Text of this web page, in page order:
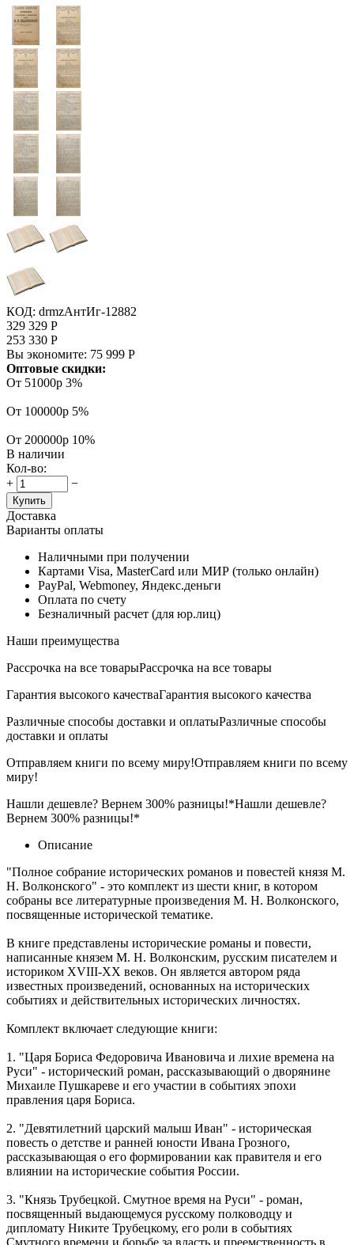
КОД: drmzАнтИг-12882
329 329 Р
253 330 Р
Вы экономите: 75 999 Р
Оптовые скидки:
От 51000р 3%
От 100000р 5%
От 200000р 10%
В наличии
Кол-во:
+
−
Купить
Доставка
Варианты оплаты
Наличными при получении
Картами Visa, MasterCard или МИР (только онлайн)
PayPal, Webmoney, Яндекс.деньги
Оплата по счету
Безналичный расчет (для юр.лиц)
Наши преимущества
Рассрочка на все товарыРассрочка на все товары
Гарантия высокого качестваГарантия высокого качества
Различные способы доставки и оплатыРазличные способы
доставки и оплаты
Отправляем книги по всему миру!Отправляем книги по всему
миру!
Нашли дешевле? Вернем 300% разницы!*Нашли дешевле?
Вернем 300% разницы!*
Описание
"Полное собрание исторических романов и повестей князя М.
Н. Волконского" - это комплект из шести книг, в котором
собраны все литературные произведения М. Н. Волконского,
посвященные исторической тематике.
В книге представлены исторические романы и повести,
написанные князем М. Н. Волконским, русским писателем и
историком XVIII-XX веков. Он является автором ряда
известных произведений, основанных на исторических
событиях и действительных исторических личностях.
Комплект включает следующие книги:
1. "Царя Бориса Федоровича Ивановича и лихие времена на
Руси" - исторический роман, рассказывающий о дворянине
Михаиле Пушкареве и его участии в событиях эпохи
правления царя Бориса.
2. "Девятилетний царский малыш Иван" - историческая
повесть о детстве и ранней юности Ивана Грозного,
рассказывающая о его формировании как правителя и его
влиянии на исторические события России.
3. "Князь Трубецкой. Смутное время на Руси" - роман,
посвященный выдающемуся русскому полководцу и
дипломату Никите Трубецкому, его роли в событиях
Смутного времени и борьбе за власть и преемственность в